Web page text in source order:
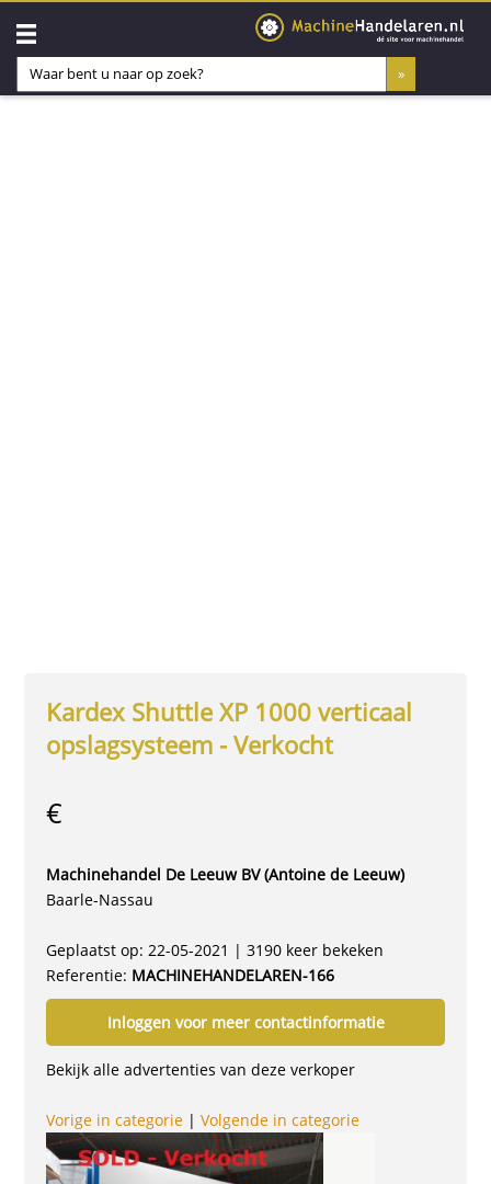
Kardex Shuttle XP 1000 verticaal
opslagsysteem - Verkocht
€
Machinehandel De Leeuw BV (Antoine de Leeuw)
Baarle-Nassau
Geplaatst op: 22-05-2021 | 3190 keer bekeken
Referentie: MACHINEHANDELAREN-166
Inloggen voor meer contactinformatie
Bekijk alle advertenties van deze verkoper
Vorige in categorie |Volgende in categorie